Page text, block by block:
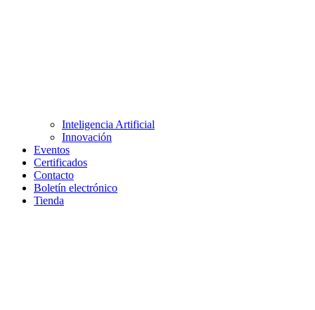
Inteligencia Artificial
Innovación
Eventos
Certificados
Contacto
Boletín electrónico
Tienda